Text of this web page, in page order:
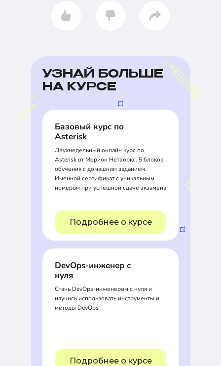
УЗНАЙ БОЛЬШЕ
НА КУРСЕ
Базовый курс по
Asterisk
Двухнедельный онлайн курс по
Asterisk от Мерион Нетворкс. 5 блоков
обучения с домашним заданием.
Именной сертификат с уникальным
номером при успешной сдаче экзамена
Подробнее о курсе
DevOps-инженер с
нуля
Стань DevOps-инженером с нуля и
научись использовать инструменты и
методы DevOps
Подробнее о курсе